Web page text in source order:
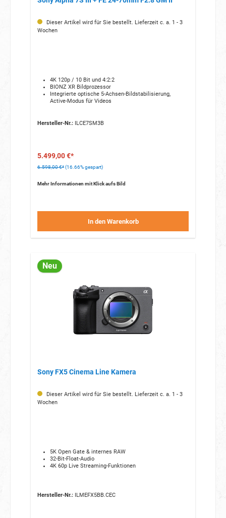
Dieser Artikel wird für Sie bestellt. Lieferzeit c. a. 1 - 3
Wochen
4K 120p / 10 Bit und 4:2:2
BIONZ XR Bildprozessor
Integrierte optische 5-Achsen-Bildstabilisierung,
Active-Modus für Videos
Hersteller-Nr.:ILCE7SM3B
5.499,00 €*
6.598,00 €* (16.66% gespart)
Mehr Informationen mit Klick aufs Bild
In den Warenkorb
Neu
Sony FX5 Cinema Line Kamera
Dieser Artikel wird für Sie bestellt. Lieferzeit c. a. 1 - 3
Wochen
5K Open Gate & internes RAW
32-Bit-Float-Audio
4K 60p Live Streaming-Funktionen
Hersteller-Nr.:ILMEFX5BB.CEC